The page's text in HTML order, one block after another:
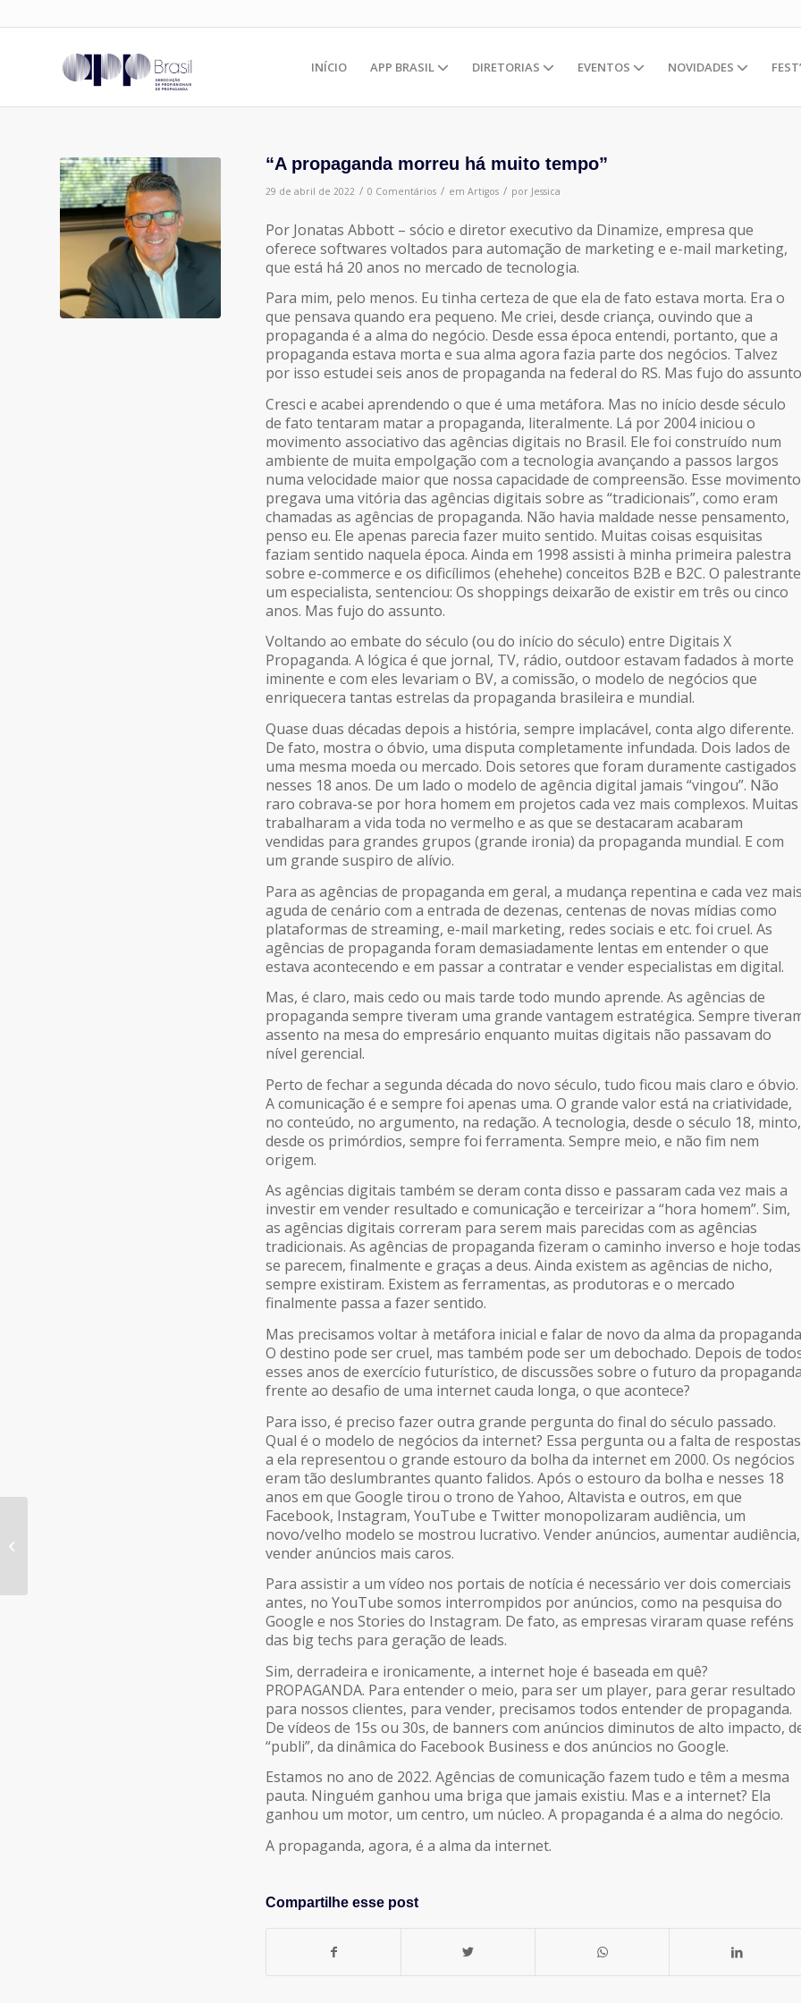
INÍCIO APP BRASIL DIRETORIAS EVENTOS NOVIDADES
“A propaganda morreu há muito tempo”
29 de abril de 2022 / 0 Comentários / em Artigos / por Jessica
Por Jonatas Abbott – sócio e diretor executivo da Dinamize, empresa que
oferece softwares voltados para automação de marketing e e-mail marketing,
que está há 20 anos no mercado de tecnologia.
Para mim, pelo menos. Eu tinha certeza de que ela de fato estava morta. Era o
que pensava quando era pequeno. Me criei, desde criança, ouvindo que a
propaganda é a alma do negócio. Desde essa época entendi, portanto, que a
propaganda estava morta e sua alma agora fazia parte dos negócios. Talvez
por isso estudei seis anos de propaganda na federal do RS. Mas fujo do
Cresci e acabei aprendendo o que é uma metáfora. Mas no início desde século
de fato tentaram matar a propaganda, literalmente. Lá por 2004 iniciou o
movimento associativo das agências digitais no Brasil. Ele foi construído num
ambiente de muita empolgação com a tecnologia avançando a passos largos
numa velocidade maior que nossa capacidade de compreensão. Esse movimento
pregava uma vitória das agências digitais sobre as “tradicionais”, como eram
chamadas as agências de propaganda. Não havia maldade nesse pensamento,
penso eu. Ele apenas parecia fazer muito sentido. Muitas coisas esquisitas
faziam sentido naquela época. Ainda em 1998 assisti à minha primeira palestra
sobre e-commerce e os dificílimos (ehehehe) conceitos B2B e B2C. O
um especialista, sentenciou: Os shoppings deixarão de existir em três ou cinco
anos. Mas fujo do assunto.
Voltando ao embate do século (ou do início do século) entre Digitais X
Propaganda. A lógica é que jornal, TV, rádio, outdoor estavam fadados à morte
iminente e com eles levariam o BV, a comissão, o modelo de negócios que
enriquecera tantas estrelas da propaganda brasileira e mundial.
Quase duas décadas depois a história, sempre implacável, conta algo diferente.
De fato, mostra o óbvio, uma disputa completamente infundada. Dois lados de
uma mesma moeda ou mercado. Dois setores que foram duramente castigados
nesses 18 anos. De um lado o modelo de agência digital jamais “vingou”. Não
raro cobrava-se por hora homem em projetos cada vez mais complexos. Muitas
trabalharam a vida toda no vermelho e as que se destacaram acabaram
vendidas para grandes grupos (grande ironia) da propaganda mundial. E com
um grande suspiro de alívio.
Para as agências de propaganda em geral, a mudança repentina e cada vez
aguda de cenário com a entrada de dezenas, centenas de novas mídias como
plataformas de streaming, e-mail marketing, redes sociais e etc. foi cruel. As
agências de propaganda foram demasiadamente lentas em entender o que
estava acontecendo e em passar a contratar e vender especialistas em digital.
Mas, é claro, mais cedo ou mais tarde todo mundo aprende. As agências de
propaganda sempre tiveram uma grande vantagem estratégica. Sempre
assento na mesa do empresário enquanto muitas digitais não passavam do
nível gerencial.
Perto de fechar a segunda década do novo século, tudo ficou mais claro e óbvio.
A comunicação é e sempre foi apenas uma. O grande valor está na criatividade,
no conteúdo, no argumento, na redação. A tecnologia, desde o século 18, minto,
desde os primórdios, sempre foi ferramenta. Sempre meio, e não fim nem
origem.
As agências digitais também se deram conta disso e passaram cada vez mais a
investir em vender resultado e comunicação e terceirizar a “hora homem”. Sim,
as agências digitais correram para serem mais parecidas com as agências
tradicionais. As agências de propaganda fizeram o caminho inverso e hoje todas
se parecem, finalmente e graças a deus. Ainda existem as agências de nicho,
sempre existiram. Existem as ferramentas, as produtoras e o mercado
finalmente passa a fazer sentido.
Mas precisamos voltar à metáfora inicial e falar de novo da alma da
O destino pode ser cruel, mas também pode ser um debochado. Depois de
esses anos de exercício futurístico, de discussões sobre o futuro da
frente ao desafio de uma internet cauda longa, o que acontece?
Para isso, é preciso fazer outra grande pergunta do final do século passado.
Qual é o modelo de negócios da internet? Essa pergunta ou a falta de respostas
a ela representou o grande estouro da bolha da internet em 2000. Os negócios
eram tão deslumbrantes quanto falidos. Após o estouro da bolha e nesses 18
anos em que Google tirou o trono de Yahoo, Altavista e outros, em que
Facebook, Instagram, YouTube e Twitter monopolizaram audiência, um
novo/velho modelo se mostrou lucrativo. Vender anúncios, aumentar audiência,
vender anúncios mais caros.
Para assistir a um vídeo nos portais de notícia é necessário ver dois comerciais
antes, no YouTube somos interrompidos por anúncios, como na pesquisa do
Google e nos Stories do Instagram. De fato, as empresas viraram quase reféns
das big techs para geração de leads.
Sim, derradeira e ironicamente, a internet hoje é baseada em quê?
PROPAGANDA. Para entender o meio, para ser um player, para gerar resultado
para nossos clientes, para vender, precisamos todos entender de propaganda.
De vídeos de 15s ou 30s, de banners com anúncios diminutos de alto impacto,
“publi”, da dinâmica do Facebook Business e dos anúncios no Google.
Estamos no ano de 2022. Agências de comunicação fazem tudo e têm a mesma
pauta. Ninguém ganhou uma briga que jamais existiu. Mas e a internet? Ela
ganhou um motor, um centro, um núcleo. A propaganda é a alma do negócio.
A propaganda, agora, é a alma da internet.
Compartilhe esse post